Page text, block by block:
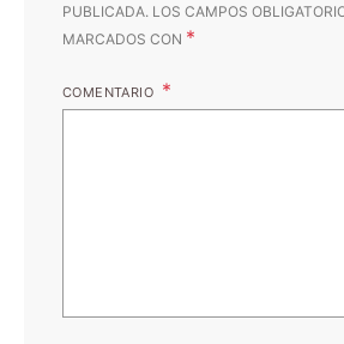
PUBLICADA. LOS CAMPOS
MARCADOS CON *
COMENTARIO